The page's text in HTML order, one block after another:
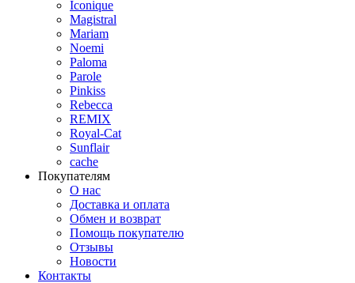
Iconique
Magistral
Mariam
Noemi
Paloma
Parole
Pinkiss
Rebecca
REMIX
Royal-Cat
Sunflair
cache
Покупателям
О нас
Доставка и оплата
Обмен и возврат
Помощь покупателю
Отзывы
Новости
Контакты